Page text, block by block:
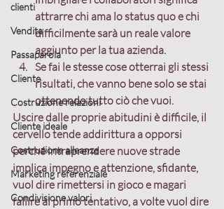
clienti
Vendita
Passaparola
Cliente
Costruzione relazioni
Cliente ideale
Costruzione alleanze
Marketing referenziale
Condivisione valori
attrarre chi ama lo status quo e chi
difficilmente sarà un reale valore
aggiunto per la tua azienda.
Se fai le stesse cose otterrai gli stessi
risultati, che vanno bene solo se stai
ottenendo tutto ciò che vuoi.
Uscire dalle proprie abitudini è difficile, il
cervello tende addirittura a opporsi
perché intraprendere nuove strade
implica impegno e attenzione, sfidante,
vuol dire rimettersi in gioco e magari
fallire al primo tentativo, a volte vuol dire